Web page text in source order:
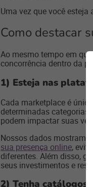
Uma vez que você
Como destacar
Ao mesmo tempo em
concorrência dentro da
1) Esteja nas
Cada marketplace é
determinadas categorias
podem impactar suas
Nossos dados mostram
sua presença online,
diferentes. Além disso,
seus investimentos e
2) Tenha catálogos